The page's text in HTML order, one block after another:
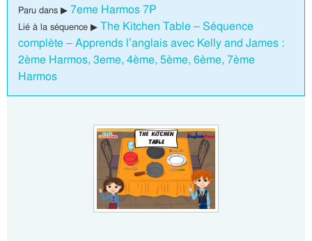
Paru dans ▶ 7eme Harmos 7P
Lié à la séquence ▶ The Kitchen Table – Séquence
complète – Apprends l’anglais avec Kelly and James :
2ème Harmos, 3eme, 4ème, 5ème, 6ème, 7ème
Harmos